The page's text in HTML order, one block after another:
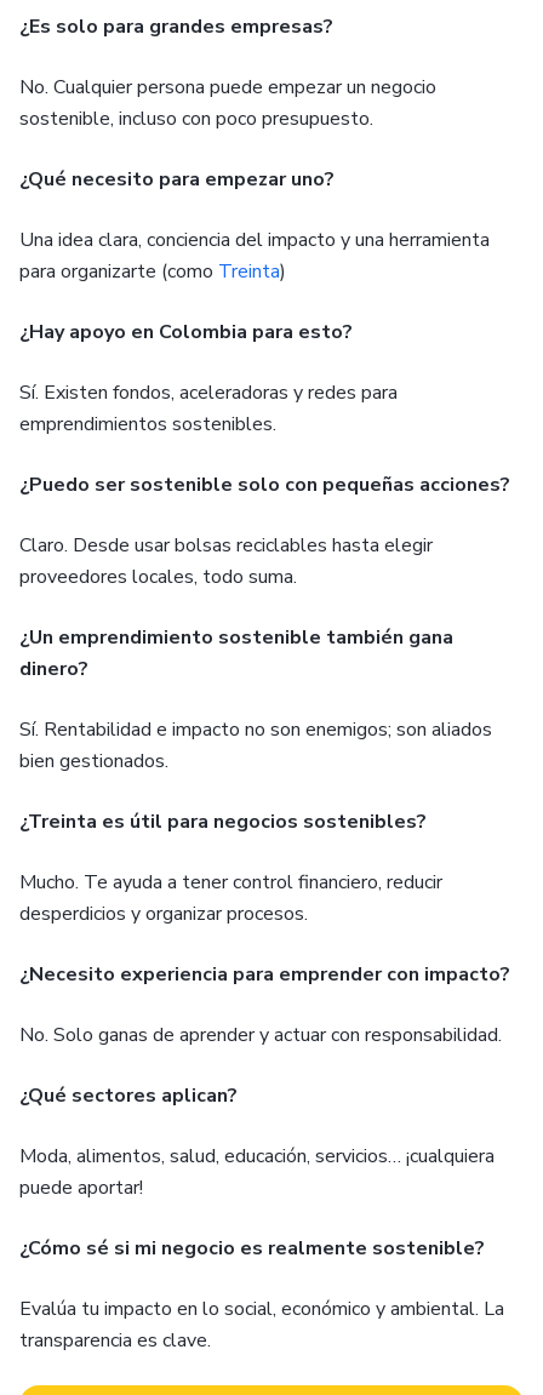
¿Es solo para grandes empresas?
No. Cualquier persona puede empezar un negocio
sostenible, incluso con poco presupuesto.
¿Qué necesito para empezar uno?
Una idea clara, conciencia del impacto y una herramienta
para organizarte (como Treinta)
¿Hay apoyo en Colombia para esto?
Sí. Existen fondos, aceleradoras y redes para
emprendimientos sostenibles.
¿Puedo ser sostenible solo con pequeñas acciones?
Claro. Desde usar bolsas reciclables hasta elegir
proveedores locales, todo suma.
¿Un emprendimiento sostenible también gana
dinero?
Sí. Rentabilidad e impacto no son enemigos; son aliados
bien gestionados.
¿Treinta es útil para negocios sostenibles?
Mucho. Te ayuda a tener control financiero, reducir
desperdicios y organizar procesos.
¿Necesito experiencia para emprender con impacto?
No. Solo ganas de aprender y actuar con responsabilidad.
¿Qué sectores aplican?
Moda, alimentos, salud, educación, servicios… ¡cualquiera
puede aportar!
¿Cómo sé si mi negocio es realmente sostenible?
Evalúa tu impacto en lo social, económico y ambiental. La
transparencia es clave.